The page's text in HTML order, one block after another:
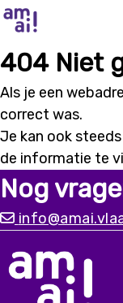
404 Niet
Als je een
correct was.
Je kan ook
de informatie te
Nog